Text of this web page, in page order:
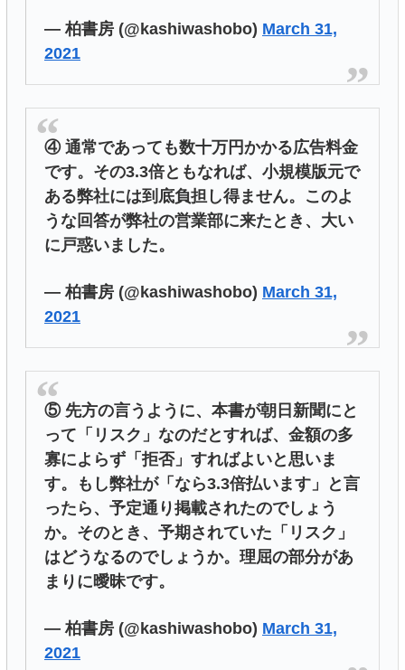
— 柏書房 (@kashiwashobo) March 31,
2021
④ 通常であっても数十万円かかる広告料金
です。その3.3倍ともなれば、小規模版元で
ある弊社には到底負担し得ません。このよ
うな回答が弊社の営業部に来たとき、大い
に戸惑いました。
— 柏書房 (@kashiwashobo) March 31,
2021
⑤ 先方の言うように、本書が朝日新聞にと
って「リスク」なのだとすれば、金額の多
寡によらず「拒否」すればよいと思いま
す。もし弊社が「なら3.3倍払います」と言
ったら、予定通り掲載されたのでしょう
か。そのとき、予期されていた「リスク」
はどうなるのでしょうか。理屈の部分があ
まりに曖昧です。
— 柏書房 (@kashiwashobo) March 31,
2021